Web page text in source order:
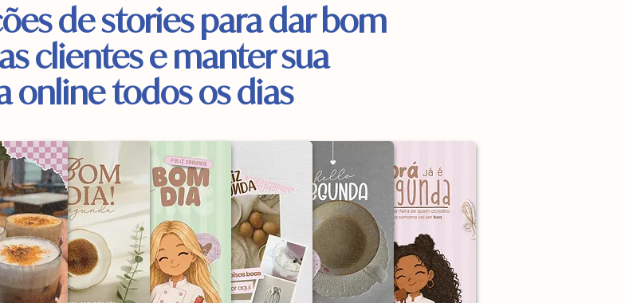
de stories para dar bom
clientes e manter sua
online todos os dias